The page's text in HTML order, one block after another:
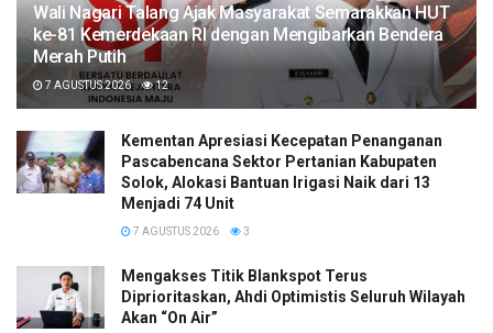
Wali Nagari Talang Ajak Masyarakat Semarakkan HUT
ke-81 Kemerdekaan RI dengan Mengibarkan Bendera
Merah Putih
7 AGUSTUS 2026 12
Kementan Apresiasi Kecepatan Penanganan
Pascabencana Sektor Pertanian Kabupaten
Solok, Alokasi Bantuan Irigasi Naik dari 13
Menjadi 74 Unit
7 AGUSTUS 2026 3
Mengakses Titik Blankspot Terus
Diprioritaskan, Ahdi Optimistis Seluruh Wilayah
Akan “On Air”